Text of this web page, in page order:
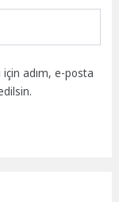
için adım, e-posta